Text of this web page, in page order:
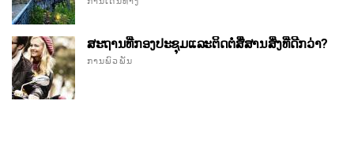
ສະຖານທີ່ກອງປະຊຸມແລະຕິດຕໍ່ສື່ສານສິ່ງທີ່ດີກວ່າ?
ການພົວພັນ